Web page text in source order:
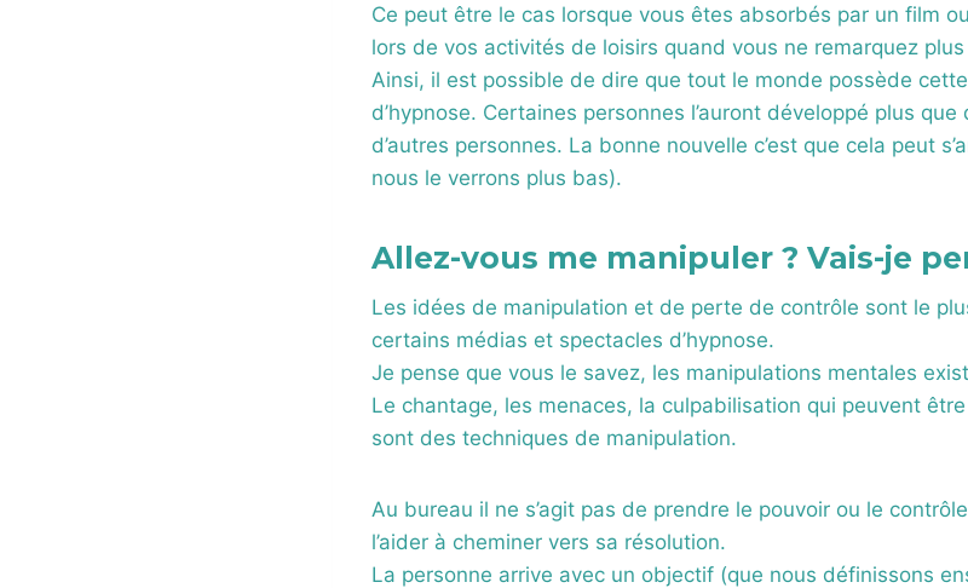
Ce peut être le cas lorsque vous êtes absorbés par un film
lors de vos activités de loisirs quand vous ne remarquez
Ainsi, il est possible de dire que tout le monde possède
d’hypnose. Certaines personnes l’auront développé plus
d’autres personnes. La bonne nouvelle c’est que cela peut
nous le verrons plus bas).
Allez-vous me manipuler ? Vais-je
Les idées de manipulation et de perte de contrôle sont le
certains médias et spectacles d’hypnose.
Je pense que vous le savez, les manipulations mentales
Le chantage, les menaces, la culpabilisation qui peuvent
sont des techniques de manipulation.
Au bureau il ne s’agit pas de prendre le pouvoir ou le
l’aider à cheminer vers sa résolution.
La personne arrive avec un objectif (que nous définissons